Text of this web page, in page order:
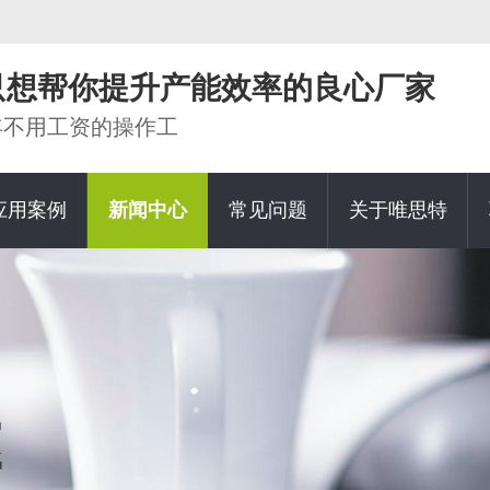
想帮你提升产能效率的良心厂家
用工资的操作工
用案例 新闻中心 常见问题 关于唯思特